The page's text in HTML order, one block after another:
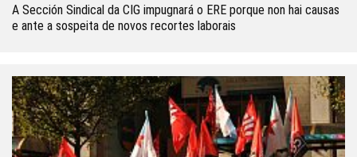
A Sección Sindical da CIG impugnará o ERE porque non hai causas
e ante a sospeita de novos recortes laborais